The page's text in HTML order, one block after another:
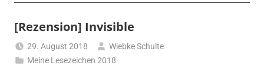
[Rezension] Invisible
29. August 2018
Wiebke Schulte
Meine Lesezeichen 2018